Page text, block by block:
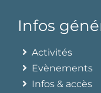
Infos
Activités
Evènements
Infos & accès